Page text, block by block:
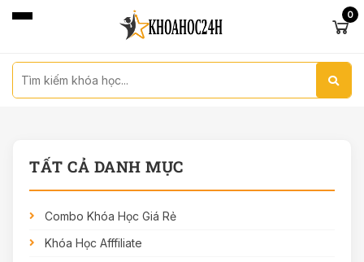
0
TẤT CẢ DANH MỤC
Combo Khóa Học Giá Rẻ
Khóa Học Afffiliate